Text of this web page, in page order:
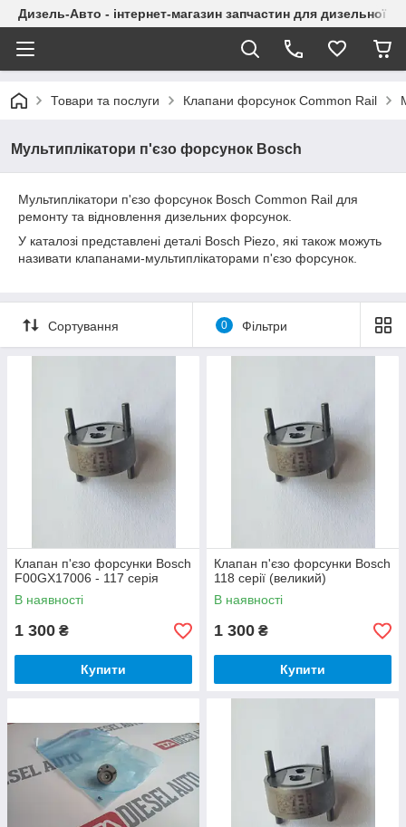
Дизель-Авто - інтернет-магазин запчастин для дизельної
Товари та послуги Клапани форсунок Common Rail
Мультиплікатори п'єзо форсунок Bosch
Мультиплікатори п'єзо форсунок Bosch Common Rail для
ремонту та відновлення дизельних форсунок.
У каталозі представлені деталі Bosch Piezo, які також можуть
називати клапанами-мультиплікаторами п'єзо форсунок.
Сортування 0 Фільтри
Клапан п'єзо форсунки Bosch
F00GX17006 - 117 серія
В наявності
1 300 ₴
Купити
Клапан п'єзо форсунки Bosch
118 серії (великий)
В наявності
1 300 ₴
Купити